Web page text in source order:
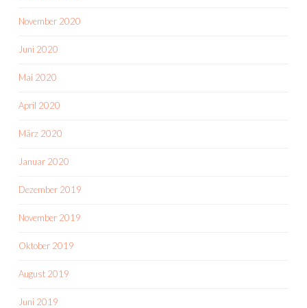
November 2020
Juni 2020
Mai 2020
April 2020
März 2020
Januar 2020
Dezember 2019
November 2019
Oktober 2019
August 2019
Juni 2019